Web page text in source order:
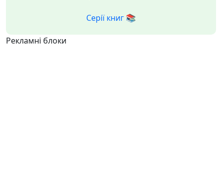
Серії книг 📚
Рекламні блоки